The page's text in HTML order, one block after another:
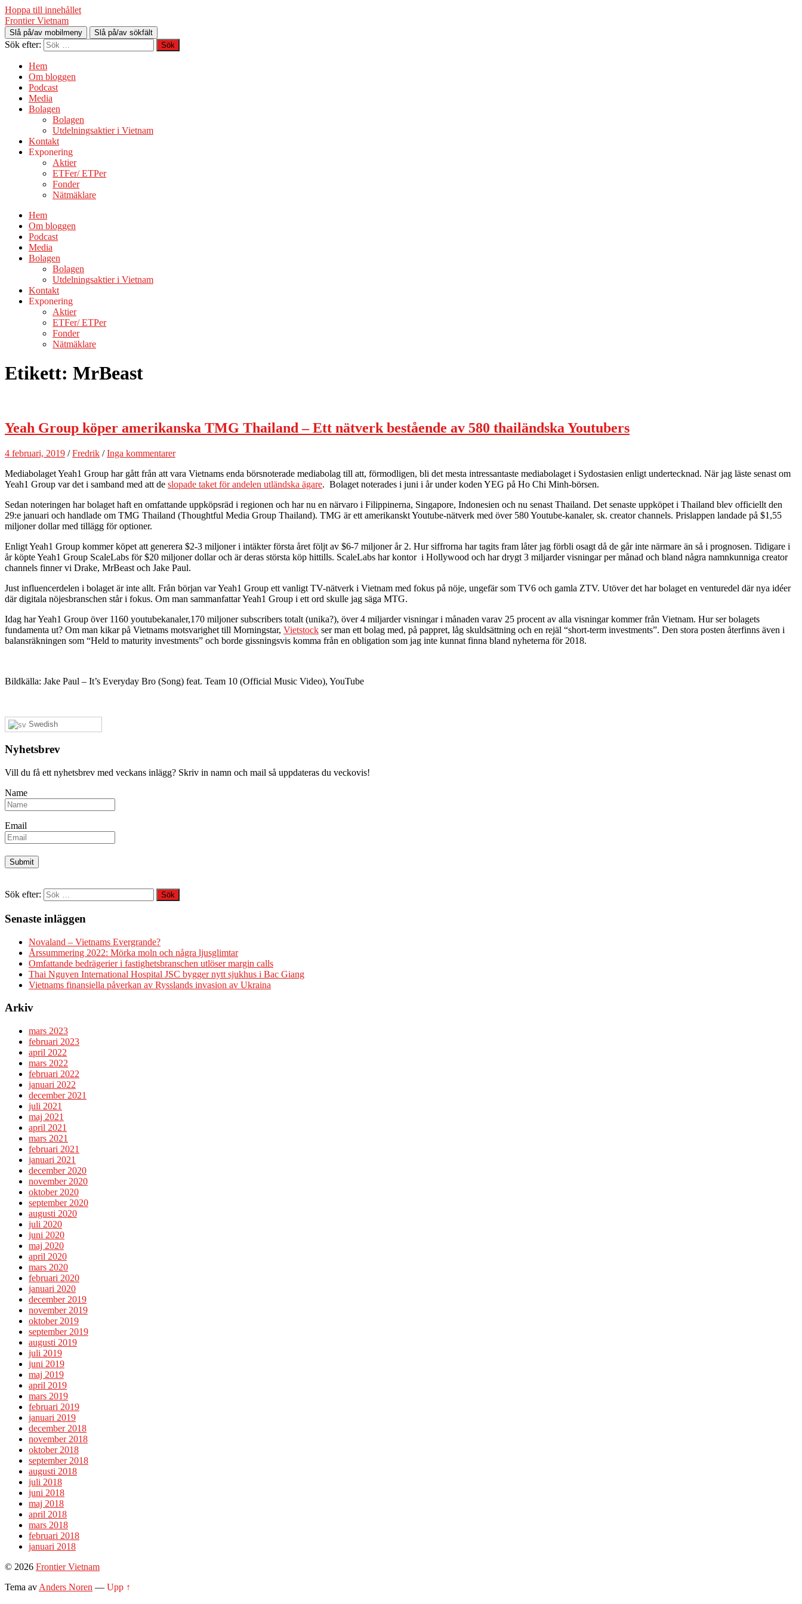
Hoppa till innehållet
Frontier Vietnam
Slå på/av mobilmeny Slå på/av sökfält
Sök efter:
Hem
Om bloggen
Podcast
Media
Bolagen
Bolagen
Utdelningsaktier i Vietnam
Kontakt
Exponering
Aktier
ETFer/ ETPer
Fonder
Nätmäklare
Hem
Om bloggen
Podcast
Media
Bolagen
Bolagen
Utdelningsaktier i Vietnam
Kontakt
Exponering
Aktier
ETFer/ ETPer
Fonder
Nätmäklare
Etikett: MrBeast
Yeah Group köper amerikanska TMG Thailand – Ett nätverk bestående av 580 thailändska Youtubers
4 februari, 2019 /Fredrik /Inga kommentarer
Mediabolaget Yeah1 Group har gått från att vara Vietnams enda börsnoterade mediabolag till att, förmodligen, bli det mesta intressantaste mediabolaget i Sydostasien enligt undertecknad. När jag läste senast om
Yeah1 Group var det i samband med att de slopade taket för andelen utländska ägare. Bolaget noterades i juni i år under koden YEG på Ho Chi Minh-börsen.
Sedan noteringen har bolaget haft en omfattande uppköpsräd i regionen och har nu en närvaro i Filippinerna, Singapore, Indonesien och nu senast Thailand. Det senaste uppköpet i Thailand blev officiellt den
29:e januari och handlade om TMG Thailand (Thoughtful Media Group Thailand). TMG är ett amerikanskt Youtube-nätverk med över 580 Youtube-kanaler, sk. creator channels. Prislappen landade på $1,55
miljoner dollar med tillägg för optioner.
Enligt Yeah1 Group kommer köpet att generera $2-3 miljoner i intäkter första året följt av $6-7 miljoner år 2. Hur siffrorna har tagits fram låter jag förbli osagt då de går inte närmare än så i prognosen. Tidigare i
år köpte Yeah1 Group ScaleLabs för $20 miljoner dollar och är deras största köp hittills. ScaleLabs har kontor i Hollywood och har drygt 3 miljarder visningar per månad och bland några namnkunniga creator
channels finner vi Drake, MrBeast och Jake Paul.
Just influencerdelen i bolaget är inte allt. Från början var Yeah1 Group ett vanligt TV-nätverk i Vietnam med fokus på nöje, ungefär som TV6 och gamla ZTV. Utöver det har bolaget en venturedel där nya idéer
där digitala nöjesbranschen står i fokus. Om man sammanfattar Yeah1 Group i ett ord skulle jag säga MTG.
Idag har Yeah1 Group över 1160 youtubekanaler,170 miljoner subscribers totalt (unika?), över 4 miljarder visningar i månaden varav 25 procent av alla visningar kommer från Vietnam. Hur ser bolagets
fundamenta ut? Om man kikar på Vietnams motsvarighet till Morningstar, Vietstock ser man ett bolag med, på pappret, låg skuldsättning och en rejäl “short-term investments”. Den stora posten återfinns även i
balansräkningen som “Held to maturity investments” och borde gissningsvis komma från en obligation som jag inte kunnat finna bland nyheterna för 2018.
Bildkälla: Jake Paul – It’s Everyday Bro (Song) feat. Team 10 (Official Music Video), YouTube
Swedish
Nyhetsbrev
Vill du få ett nyhetsbrev med veckans inlägg? Skriv in namn och mail så uppdateras du veckovis!
Name
Email
Sök efter:
Senaste inläggen
Novaland – Vietnams Evergrande?
Årssummering 2022: Mörka moln och några ljusglimtar
Omfattande bedrägerier i fastighetsbranschen utlöser margin calls
Thai Nguyen International Hospital JSC bygger nytt sjukhus i Bac Giang
Vietnams finansiella påverkan av Rysslands invasion av Ukraina
Arkiv
mars 2023
februari 2023
april 2022
mars 2022
februari 2022
januari 2022
december 2021
juli 2021
maj 2021
april 2021
mars 2021
februari 2021
januari 2021
december 2020
november 2020
oktober 2020
september 2020
augusti 2020
juli 2020
juni 2020
maj 2020
april 2020
mars 2020
februari 2020
januari 2020
december 2019
november 2019
oktober 2019
september 2019
augusti 2019
juli 2019
juni 2019
maj 2019
april 2019
mars 2019
februari 2019
januari 2019
december 2018
november 2018
oktober 2018
september 2018
augusti 2018
juli 2018
juni 2018
maj 2018
april 2018
mars 2018
februari 2018
januari 2018
© 2026 Frontier Vietnam
Tema av Anders Noren — Upp ↑